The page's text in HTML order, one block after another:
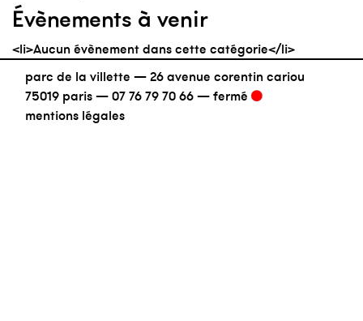
Évènements à venir
<li>Aucun évènement dans cette catégorie</li>
parc de la villette — 26 avenue corentin cariou
75019 paris — 07 76 79 70 66 — fermé
mentions légales